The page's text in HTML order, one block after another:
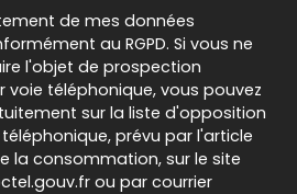
de mes données
au RGPD. Si vous ne
l'objet de prospection
téléphonique, vous pouvez
sur la liste d'opposition
prévu par l'article
la consommation, sur le site
ou par courrier